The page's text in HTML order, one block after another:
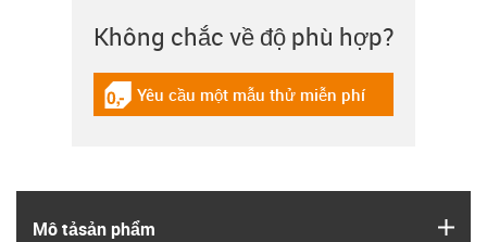
Mô tả­sản phẩm
Không chắc về độ phù hợp?
igus-icon-gratismuster
Yêu cầu một mẫu thử miễn phí